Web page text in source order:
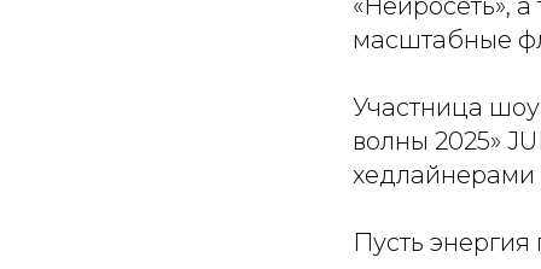
«Нейросеть»,
масштабные
Участница шоу
волны 2025»
хедлайнерами
Пусть